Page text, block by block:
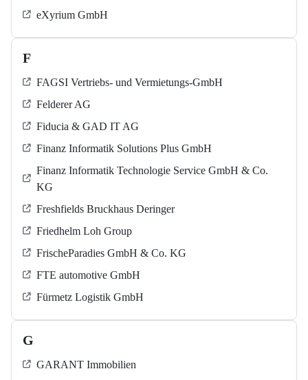
eXyrium GmbH
F
FAGSI Vertriebs- und Vermietungs-GmbH
Felderer AG
Fiducia & GAD IT AG
Finanz Informatik Solutions Plus GmbH
Finanz Informatik Technologie Service GmbH & Co.
KG
Freshfields Bruckhaus Deringer
Friedhelm Loh Group
FrischeParadies GmbH & Co. KG
FTE automotive GmbH
Fürmetz Logistik GmbH
G
GARANT Immobilien